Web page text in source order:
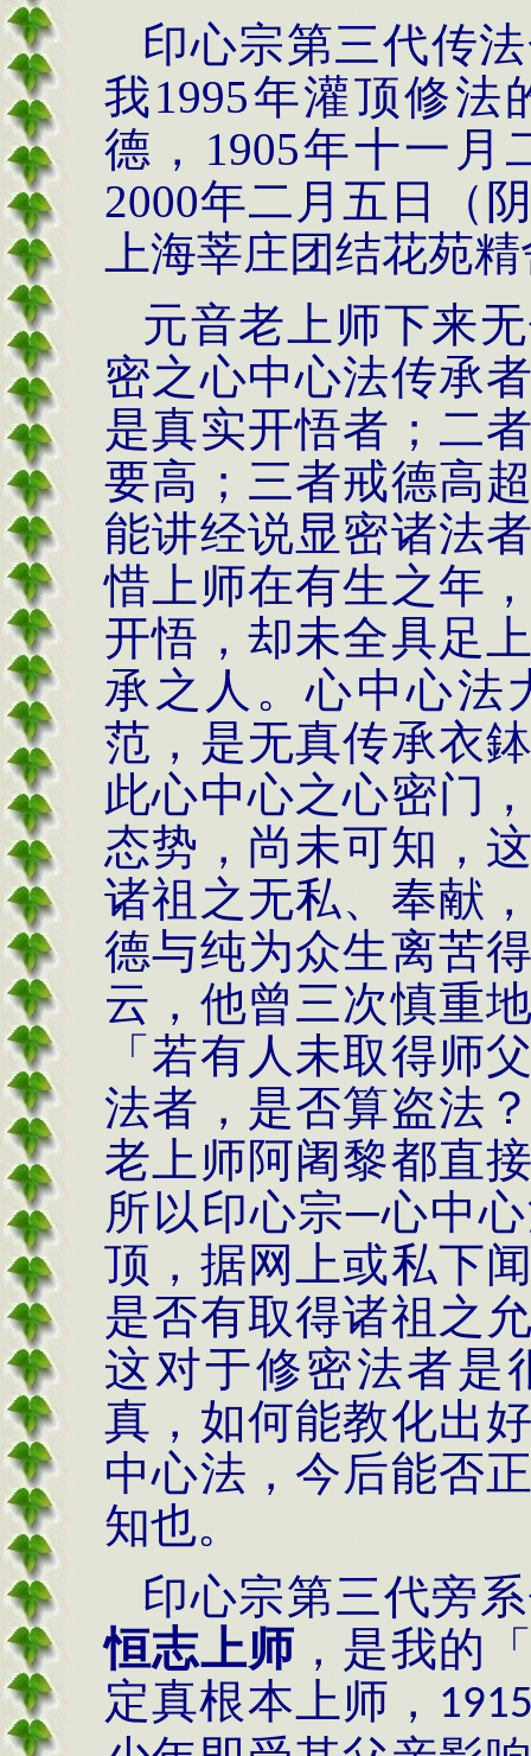
印心宗第三代传
我1995年灌顶修法
德， 1905年十一月
2000年二月五日（
上海莘庄团结花苑
元音老上师下来
密之心中心法传承
是真实开悟者；二
要高；三者戒德高
能讲经说显密诸法
惜上师在有生之年
开悟， 却未全具足
承之人。心中心法
范，是无真传承衣
此心中心之心密门
态势，尚未可知，
诸祖之无私、奉献
德与纯为众生离苦
云，他曾三次慎重
「若有人未取得师
法者，是否算盗法
老上师阿阇黎都直
所以印心宗─心中
顶，据网上或私下
是否有取得诸祖之
这对于修密法者是
真，如何能教化出
中心法，今后能否
知也。
印心宗第三代旁
恒志上师 ，是我的
定真根本上师，